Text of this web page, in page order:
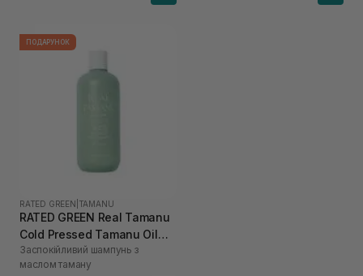
ПОДАРУНОК
RATED GREEN TAMANU
RATED GREEN Real Tamanu
Cold Pressed Tamanu Oil
Soothing Scalp Shampoo
400 мл
Заспокійливий шампунь з
маслом таману